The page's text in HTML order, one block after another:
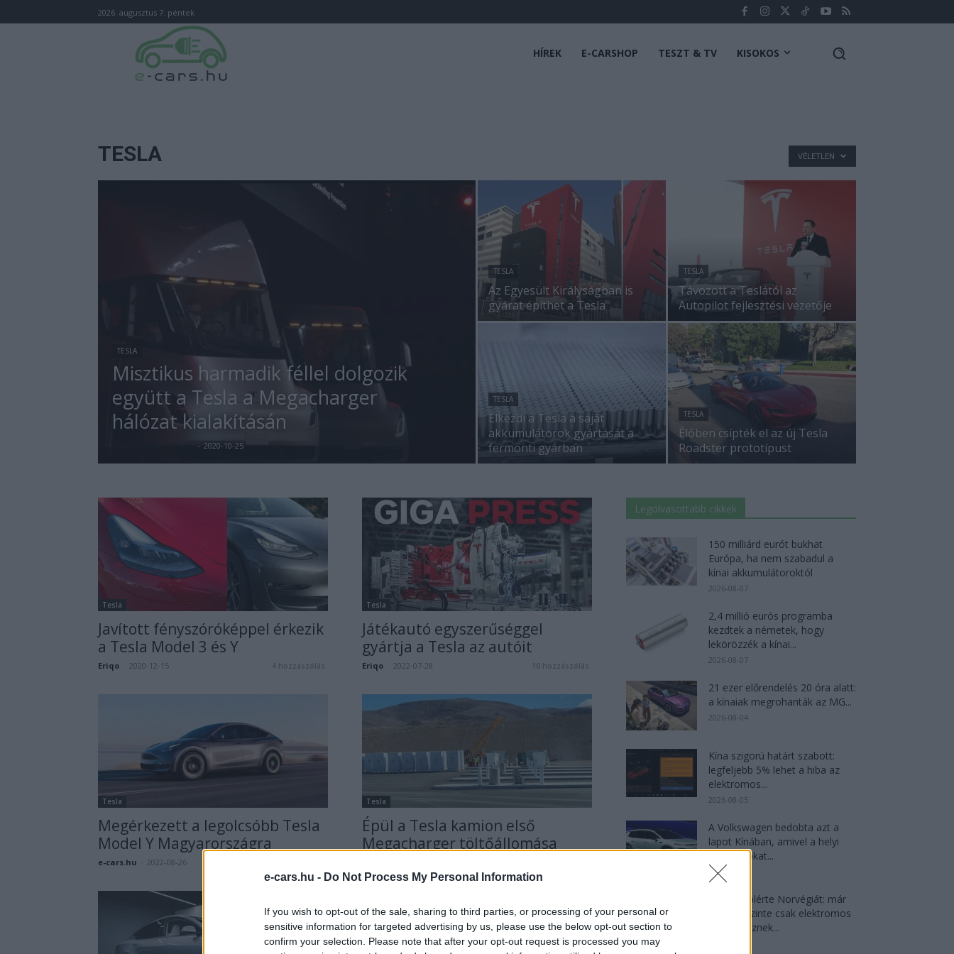
e-cars.hu - Do Not Process My Personal Information
If you wish to opt-out of the sale, sharing to third parties, or processing of your personal or
sensitive information for targeted advertising by us, please use the below opt-out section to
confirm your selection. Please note that after your opt-out request is processed you may
2026. augusztus 7. péntek
HÍREK E-CARSHOP TESZT & TV KISOKOS
TESLA VÉLETLEN
TESLA
Misztikus harmadik féllel dolgozik
együtt a Tesla a Megacharger
hálózat kialakításán
- 2020-10-25
TESLA
Az Egyesült Királyságban is
gyárat építhet a Tesla
TESLA
Távozott a Teslától az
Autopilot fejlesztési vezetője
TESLA
Elkezdi a Tesla a saját
akkumulátorok gyártását a
fermonti gyárban
TESLA
Élőben csípték el az új Tesla
Roadster prototípust
Tesla
Javított fényszóróképpel érkezik
a Tesla Model 3 és Y
Eriqo 2020-12-15 4 hozzászólás
Tesla
Játékautó egyszerűséggel
gyártja a Tesla az autóit
Eriqo 2022-07-28 10 hozzászólás
Tesla
Megérkezett a legolcsóbb Tesla
Model Y Magyarországra
e-cars.hu 2022-08-26
Tesla
Épül a Tesla kamion első
Megacharger töltőállomása
Legolvasottabb cikkek
150 milliárd eurót bukhat
Európa, ha nem szabadul a
kínai akkumulátoroktól
2026-08-07
2,4 millió eurós programba
kezdtek a németek, hogy
lekörözzék a kínai...
2026-08-07
21 ezer előrendelés 20 óra alatt:
a kínaiak megrohanták az MG...
2026-08-04
Kína szigorú határt szabott:
legfeljebb 5% lehet a hiba az
elektromos...
2026-08-05
A Volkswagen bedobta azt a
lapot Kínában, amivel a helyi
EV-gyártókat...
2026-08-04
Dánia utolérte Norvégiát: már
náluk is szinte csak elektromos
autót vesznek...